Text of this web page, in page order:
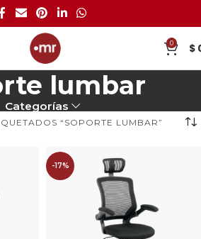
0 $
lumbar
Categorías
“SOPORTE LUMBAR”
-17%